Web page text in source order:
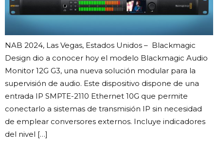
NAB 2024, Las Vegas, Estados Unidos – Blackmagic
Design dio a conocer hoy el modelo Blackmagic Audio
Monitor 12G G3, una nueva solución modular para la
supervisión de audio. Este dispositivo dispone de una
entrada IP SMPTE-2110 Ethernet 10G que permite
conectarlo a sistemas de transmisión IP sin necesidad
de emplear conversores externos. Incluye indicadores
del nivel […]